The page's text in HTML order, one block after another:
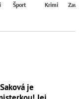
Šport Krimi
je